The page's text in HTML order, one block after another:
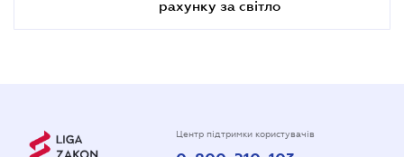
рахунку за світло
Центр підтримки користувачів